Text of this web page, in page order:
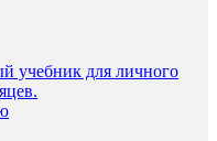
учебник для личного